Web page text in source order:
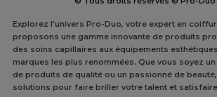
Explorez l'univers Pro-Duo, votre expert en
proposons une gamme innovante de produits
des soins capillaires aux équipements
marques les plus renommées. Que vous soyez
de produits de qualité ou un passionné de
solutions pour faire briller votre talent et